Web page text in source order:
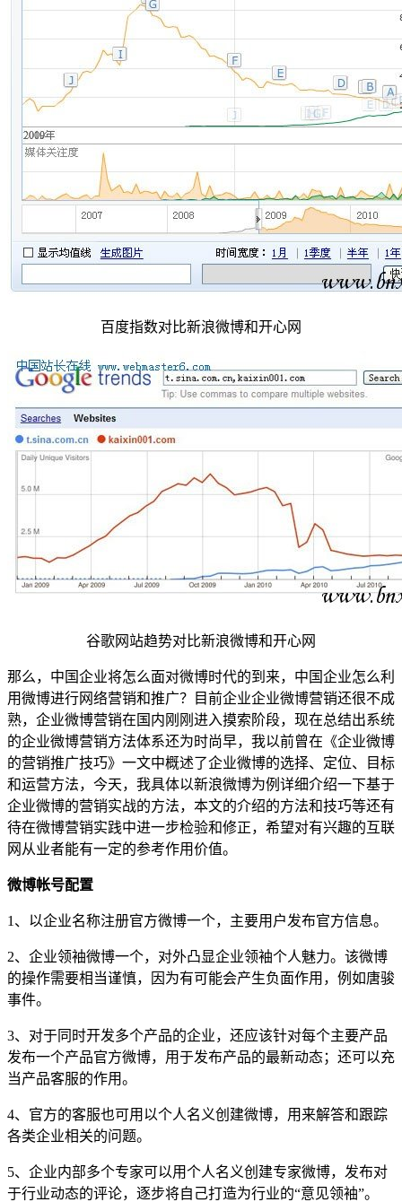
百度指数对比新浪微博和开心网
谷歌网站趋势对比新浪微博和开心网
那么，中国企业将怎么面对微博时代的到来，中国企业怎么利
用微博进行网络营销和推广？目前企业企业微博营销还很不成
熟，企业微博营销在国内刚刚进入摸索阶段，现在总结出系统
的企业微博营销方法体系还为时尚早，我以前曾在《企业微博
的营销推广技巧》一文中概述了企业微博的选择、定位、目标
和运营方法，今天，我具体以新浪微博为例详细介绍一下基于
企业微博的营销实战的方法，本文的介绍的方法和技巧等还有
待在微博营销实践中进一步检验和修正，希望对有兴趣的互联
网从业者能有一定的参考作用价值。
微博帐号配置
1、以企业名称注册官方微博一个，主要用户发布官方信息。
2、企业领袖微博一个，对外凸显企业领袖个人魅力。该微博
的操作需要相当谨慎，因为有可能会产生负面作用，例如唐骏
事件。
3、对于同时开发多个产品的企业，还应该针对每个主要产品
发布一个产品官方微博，用于发布产品的最新动态；还可以充
当产品客服的作用。
4、官方的客服也可用以个人名义创建微博，用来解答和跟踪
各类企业相关的问题。
5、企业内部多个专家可以用个人名义创建专家微博，发布对
于行业动态的评论，逐步将自己打造为行业的“意见领袖”。